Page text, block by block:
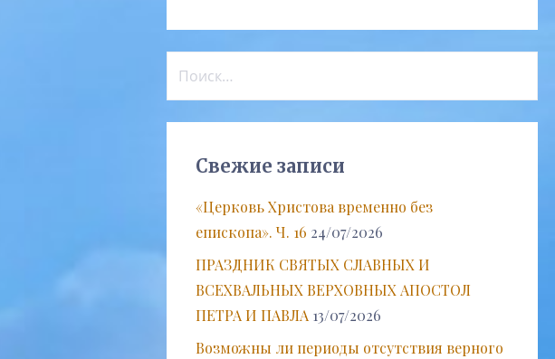
Свежие записи
«Церковь Христова временно без
епископа». Ч. 16 24/07/2026
ПРАЗДНИК СВЯТЫХ СЛАВНЫХ И
ВСЕХВАЛЬНЫХ ВЕРХОВНЫХ АПОСТОЛ
ПЕТРА И ПАВЛА 13/07/2026
Возможны ли периоды отсутствия верного